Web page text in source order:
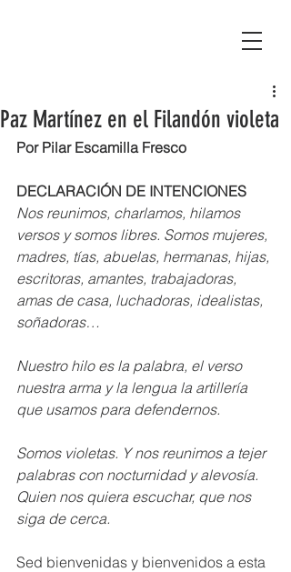
Paz Martínez en el Filandón violeta
Por Pilar Escamilla Fresco
DECLARACIÓN DE INTENCIONES
Nos reunimos, charlamos, hilamos
versos y somos libres. Somos mujeres,
madres, tías, abuelas, hermanas, hijas,
escritoras, amantes, trabajadoras,
amas de casa, luchadoras, idealistas,
soñadoras…
Nuestro hilo es la palabra, el verso
nuestra arma y la lengua la artillería
que usamos para defendernos.
Somos violetas. Y nos reunimos a tejer
palabras con nocturnidad y alevosía.
Quien nos quiera escuchar, que nos
siga de cerca.
Sed bienvenidas y bienvenidos a esta